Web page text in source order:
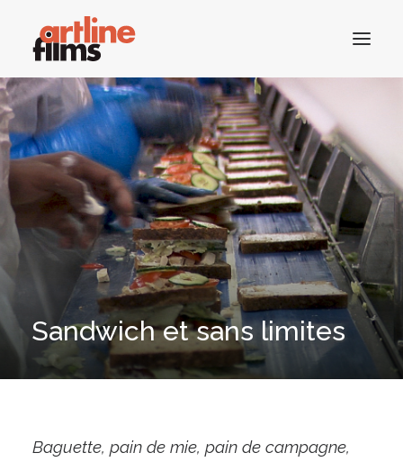
ACCUEIL
CATALOGUE
ACTUALITÉS
CONTACTS
RECHERCHE
Sandwich et sans limites
Baguette, pain de mie, pain de campagne,